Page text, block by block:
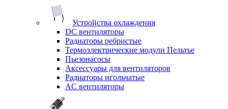
Устройства охлаждения
DC вентиляторы
Радиаторы ребристые
Термоэлектрические модули Пельтье
Пьезонасосы
Аксессуары для вентиляторов
Радиаторы игольчатые
AC вентиляторы